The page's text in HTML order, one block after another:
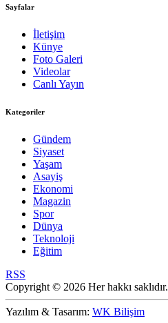
Sayfalar
İletişim
Künye
Foto Galeri
Videolar
Canlı Yayın
Kategoriler
Gündem
Siyaset
Yaşam
Asayiş
Ekonomi
Magazin
Spor
Dünya
Teknoloji
Eğitim
RSS
Copyright © 2026 Her hakkı saklıdır.
Yazılım & Tasarım: WK Bilişim